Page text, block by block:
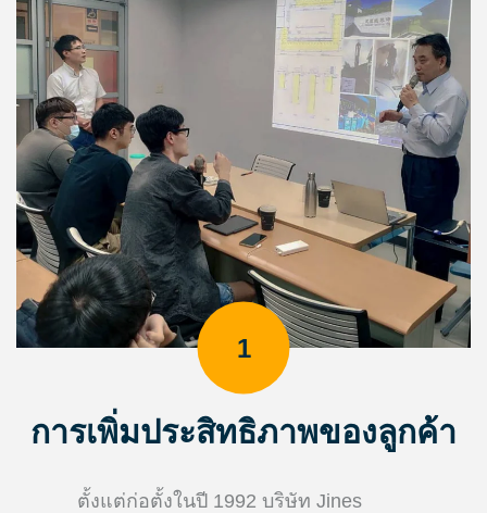
1
การเพิ่มประสิทธิภาพของลูกค้า
ตั้งแต่ก่อตั้งในปี 1992 บริษัท Jines